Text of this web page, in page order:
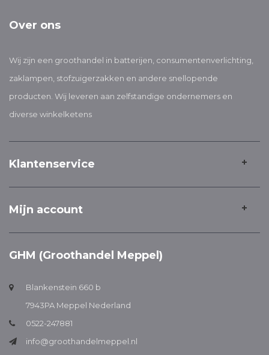
Over ons
Wij zijn een groothandel in batterijen, consumentenverlichting,
zaklampen, stofzuigerzakken en andere snellopende
producten. Wij leveren aan zelfstandige ondernemers en
diverse winkelketens
Klantenservice
Mijn account
GHM (Groothandel Meppel)
Blankenstein 660 b
7943PA Meppel Nederland
0522-247881
info@groothandelmeppel.nl